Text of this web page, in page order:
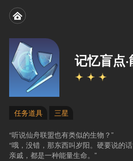
记忆盲点
任务道具 三星
“听说仙舟联盟也有类似的生物？”
“哦，没错，那东西叫岁阳。硬要说的
亲戚，都是一种能量生命。”